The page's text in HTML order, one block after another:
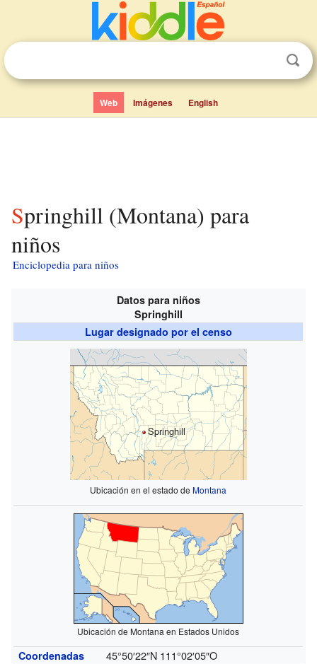
Web Imágenes English
Springhill (Montana) para
niños
Enciclopedia para niños
Datos para niños
Springhill
Lugar designado por el censo
Springhill
Ubicación en el estado deMontana
Ubicación de Montana en Estados Unidos
Coordenadas 45°50′22″N 111°02′05″O